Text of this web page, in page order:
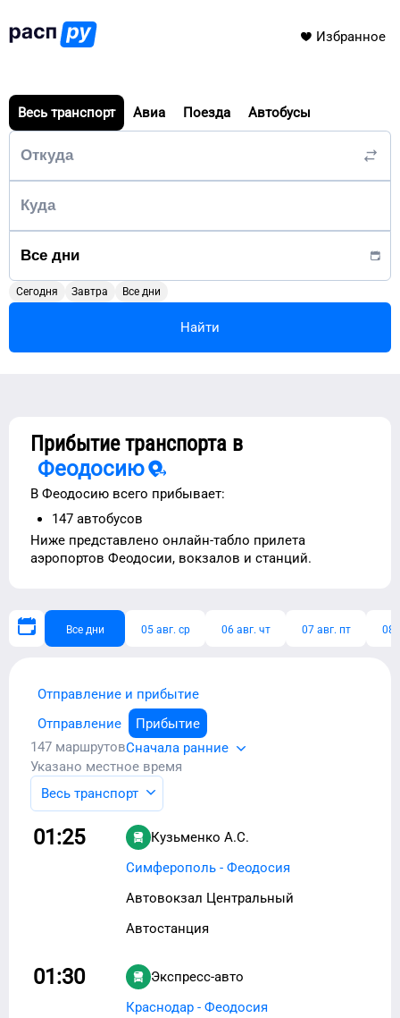
Избранное
Весь транспорт Авиа Поезда Автобусы
Сегодня Завтра Все дни
Найти
Прибытие транспорта в
Феодосию
В Феодосию всего прибывает:
147 автобусов
Ниже представлено онлайн-табло прилета
аэропортов Феодосии, вокзалов и станций.
Все дни 05 авг. ср 06 авг. чт 07 авг. пт 08
Отправление и прибытие
Отправление
Прибытие
147 маршрутовСначала ранние
Указано местное время
Весь транспорт
01:25
Кузьменко А.С.
Симферополь - Феодосия
Автовокзал Центральный
Автостанция
01:30
Экспресс-авто
Краснодар - Феодосия